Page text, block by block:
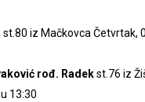
st.80 iz Mačkovca Četvrtak,
rođ. Radekst.76 iz
13:30